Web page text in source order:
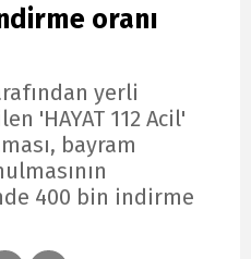
oranı
yerli
'HAYAT 112 Acil'
bayram
400 bin indirme